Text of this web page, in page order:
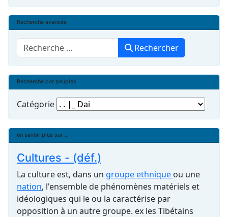
Recherche avancée
Rechercher Rechercher
Recherche par peuples
Catégorie
en savoir plus sur ...
Cultures - (déf.)
La culture est, dans un groupe ethnique ou une
nation, l'ensemble de phénomènes matériels et
idéologiques qui le ou la caractérise par
opposition à un autre groupe. ex les Tibétains